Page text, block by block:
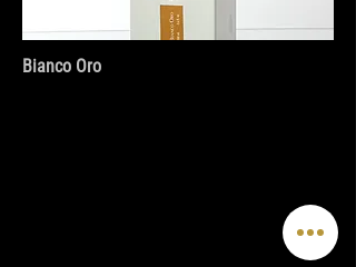
Bianco Oro